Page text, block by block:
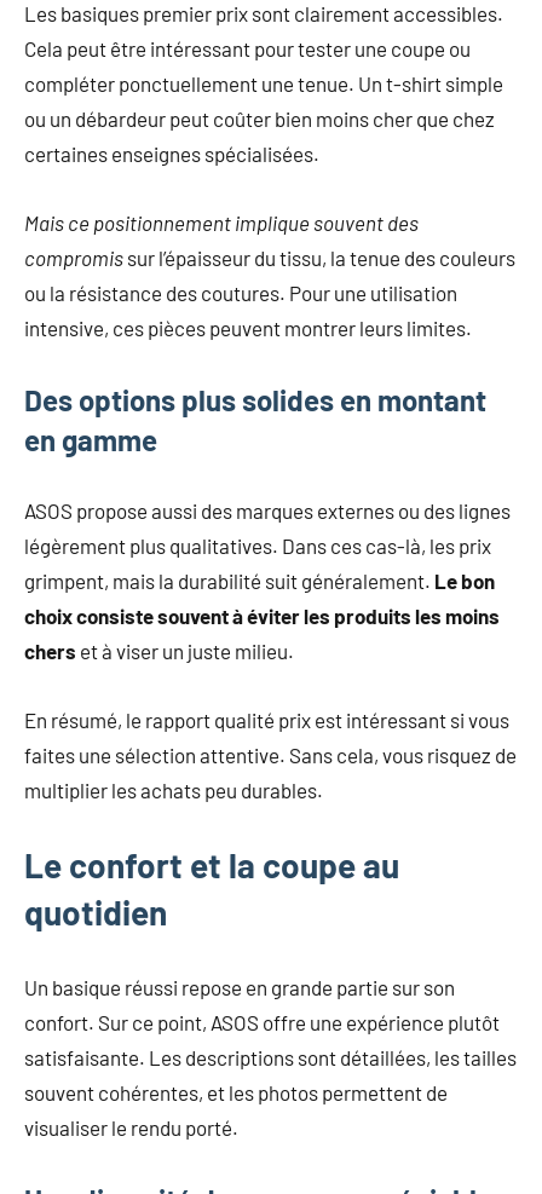
Les basiques premier prix sont clairement accessibles.
Cela peut être intéressant pour tester une coupe ou
compléter ponctuellement une tenue. Un t-shirt simple
ou un débardeur peut coûter bien moins cher que chez
certaines enseignes spécialisées.
Mais ce positionnement implique souvent des
compromis sur l’épaisseur du tissu, la tenue des couleurs
ou la résistance des coutures. Pour une utilisation
intensive, ces pièces peuvent montrer leurs limites.
Des options plus solides en montant
en gamme
ASOS propose aussi des marques externes ou des lignes
légèrement plus qualitatives. Dans ces cas-là, les prix
grimpent, mais la durabilité suit généralement. Le bon
choix consiste souvent à éviter les produits les moins
chers et à viser un juste milieu.
En résumé, le rapport qualité prix est intéressant si vous
faites une sélection attentive. Sans cela, vous risquez de
multiplier les achats peu durables.
Le confort et la coupe au
quotidien
Un basique réussi repose en grande partie sur son
confort. Sur ce point, ASOS offre une expérience plutôt
satisfaisante. Les descriptions sont détaillées, les tailles
souvent cohérentes, et les photos permettent de
visualiser le rendu porté.